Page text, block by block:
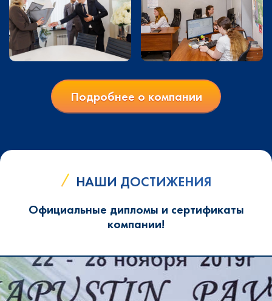
Подробнее о компании
НАШИ ДОСТИЖЕНИЯ
Официальные дипломы и сертификаты
компании!